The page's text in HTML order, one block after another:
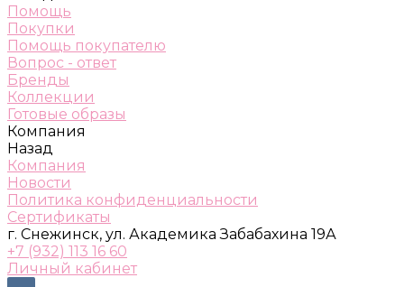
Помощь
Покупки
Помощь покупателю
Вопрос - ответ
Бренды
Коллекции
Готовые образы
Компания
Назад
Компания
Новости
Политика конфиденциальности
Сертификаты
г. Снежинск, ул. Академика Забабахина 19А
+7 (932) 113 16 60
Личный кабинет